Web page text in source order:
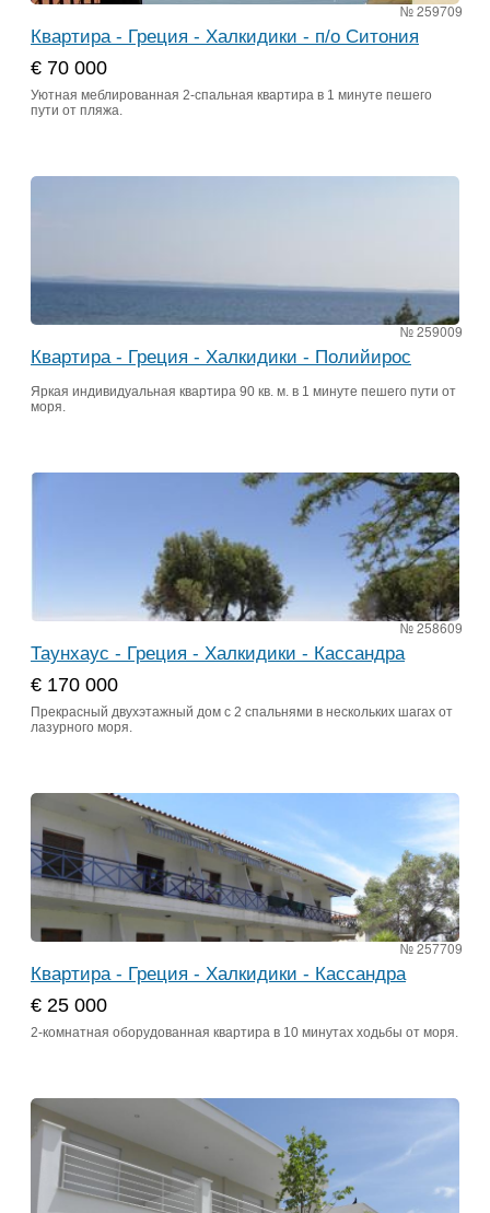
№ 259709
Квартира - Греция - Халкидики - п/о Ситония
€ 70 000
Уютная меблированная 2-спальная квартира в 1 минуте пешего
пути от пляжа.
№ 259009
Квартира - Греция - Халкидики - Полийирос
Яркая индивидуальная квартира 90 кв. м. в 1 минуте пешего пути от
моря.
№ 258609
Таунхаус - Греция - Халкидики - Кассандра
€ 170 000
Прекрасный двухэтажный дом с 2 спальнями в нескольких шагах от
лазурного моря.
№ 257709
Квартира - Греция - Халкидики - Кассандра
€ 25 000
2-комнатная оборудованная квартира в 10 минутах ходьбы от моря.